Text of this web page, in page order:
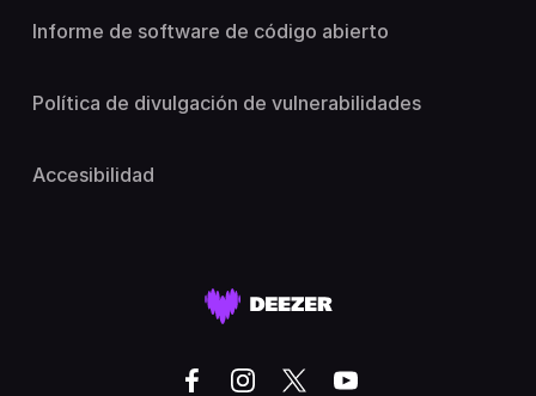
Informe de software de código abierto
Política de divulgación de vulnerabilidades
Accesibilidad